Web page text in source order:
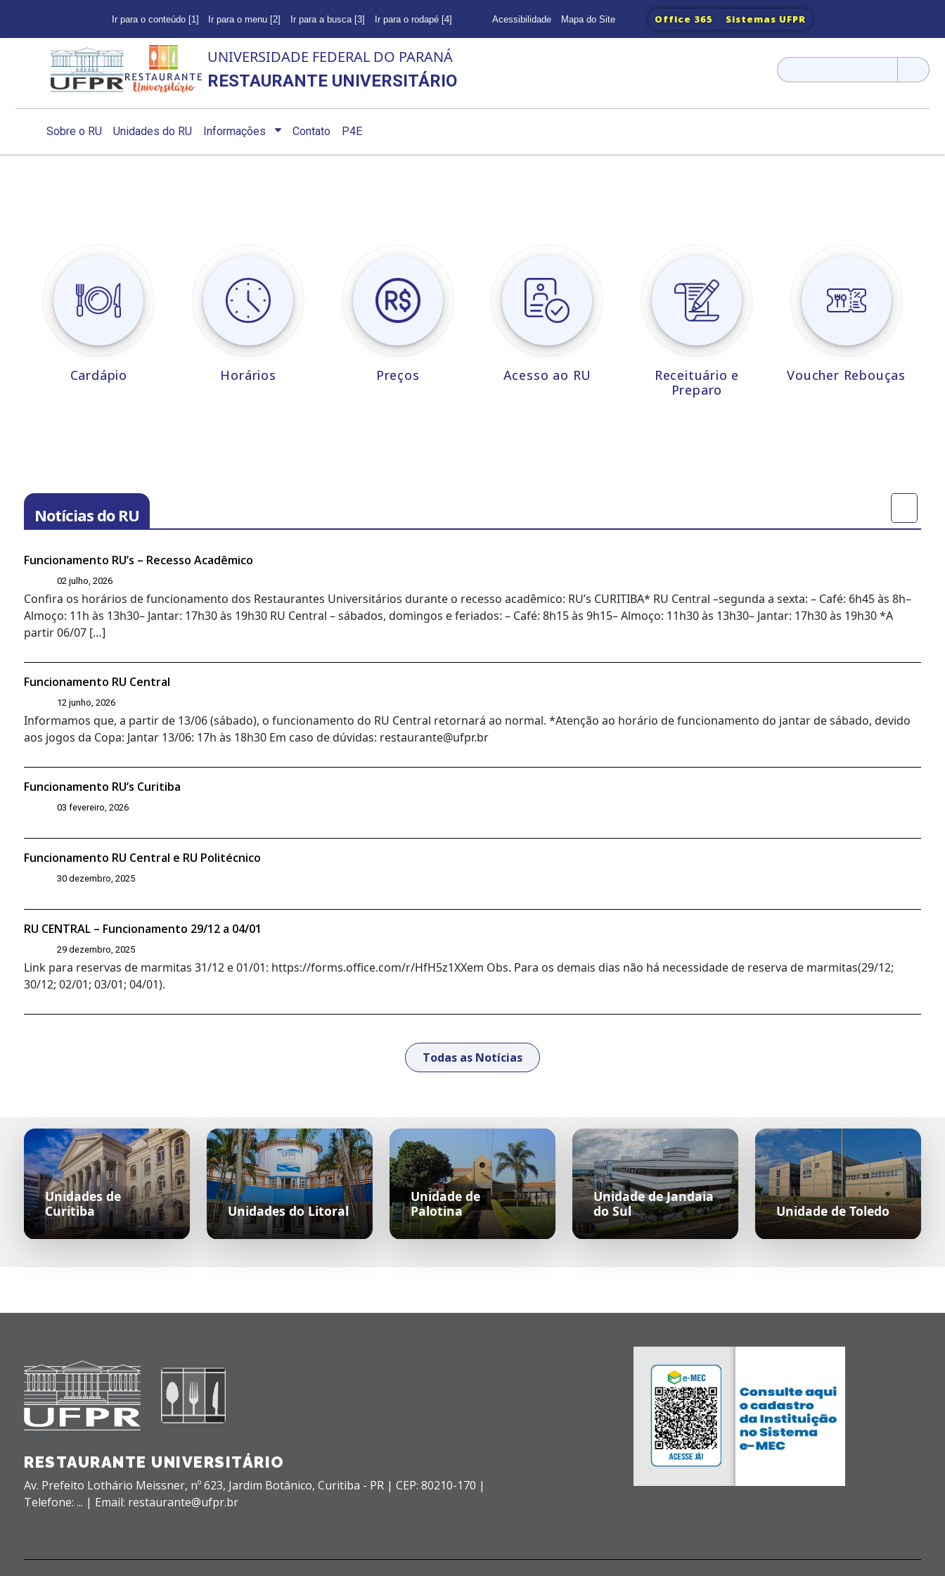
Ir para o conteúdo [1] Ir para o menu [2] Ir para a busca [3] Ir para o rodapé [4] Acessibilidade Mapa do Site Office 365 Sistemas UFPR
UNIVERSIDADE FEDERAL DO PARANÁ
RESTAURANTE UNIVERSITÁRIO
Pesquisar
por:
Sobre o RU Unidades do RU Informações Contato P4E
Cardápio Horários Preços Acesso ao RU
Receituário e
Preparo
Voucher Rebouças
Notícias do RU
Funcionamento RU’s – Recesso Acadêmico
02 julho, 2026
Confira os horários de funcionamento dos Restaurantes Universitários durante o recesso acadêmico: RU’s CURITIBA* RU Central –segunda a sexta: – Café: 6h45 às 8h–
Almoço: 11h às 13h30– Jantar: 17h30 às 19h30 RU Central – sábados, domingos e feriados: – Café: 8h15 às 9h15– Almoço: 11h30 às 13h30– Jantar: 17h30 às 19h30 *A
partir 06/07 […]
Funcionamento RU Central
12 junho, 2026
Informamos que, a partir de 13/06 (sábado), o funcionamento do RU Central retornará ao normal. *Atenção ao horário de funcionamento do jantar de sábado, devido
aos jogos da Copa: Jantar 13/06: 17h às 18h30 Em caso de dúvidas: restaurante@ufpr.br
Funcionamento RU’s Curitiba
03 fevereiro, 2026
Funcionamento RU Central e RU Politécnico
30 dezembro, 2025
RU CENTRAL – Funcionamento 29/12 a 04/01
29 dezembro, 2025
Link para reservas de marmitas 31/12 e 01/01: https://forms.office.com/r/HfH5z1XXem Obs. Para os demais dias não há necessidade de reserva de marmitas(29/12;
30/12; 02/01; 03/01; 04/01).
Todas as Notícias
Unidades de
Curitiba
Unidades do Litoral
Unidade de
Palotina
Unidade de Jandaia
do Sul
Unidade de Toledo
RESTAURANTE UNIVERSITÁRIO
Av. Prefeito Lothário Meissner, nº 623, Jardim Botânico, Curitiba - PR | CEP: 80210-170 |
Telefone: ... | Email: restaurante@ufpr.br